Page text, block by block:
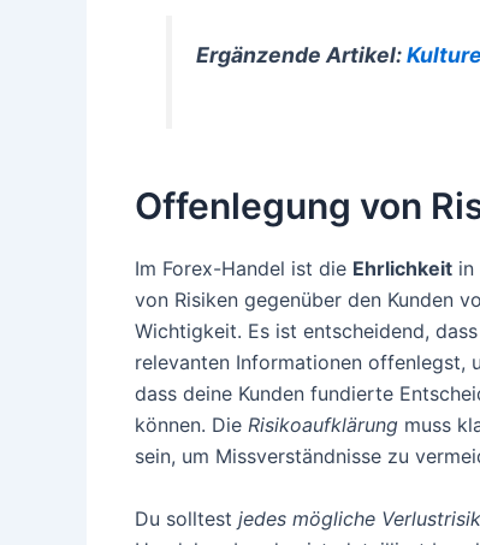
Ergänzende Artikel:
Offenlegung von
Im Forex-Handel ist die Ehrlichkeit in
von Risiken gegenüber den Kunden
Wichtigkeit. Es ist entscheidend,
relevanten Informationen offenlegst,
dass deine Kunden fundierte
können. Die Risikoaufklärung muss
sein, um Missverständnisse zu
Du solltest jedes mögliche